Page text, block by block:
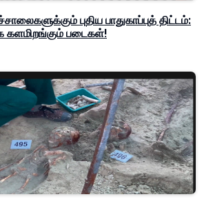
புதிய பாதுகாப்புத் திட்டம்:
களமிறங்கும் படைகள்!